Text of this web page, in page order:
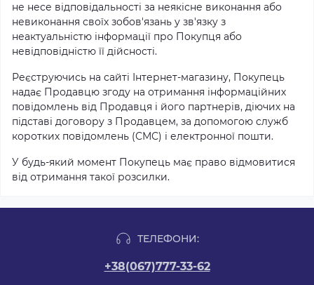
не несе відповідальності за неякісне виконання або
невиконання своїх зобов'язань у зв'язку з
неактуальністю інформації про Покупця або
невідповідністю її дійсності.
Реєструючись на сайті Інтернет-магазину, Покупець
надає Продавцю згоду на отримання інформаційних
повідомлень від Продавця і його партнерів, діючих на
підставі договору з Продавцем, за допомогою служб
коротких повідомлень (СМС) і електронної пошти.
У будь-який момент Покупець має право відмовитися
від отримання такої розсилки.
ТЕЛЕФОНИ:
+38(067)777-33-62